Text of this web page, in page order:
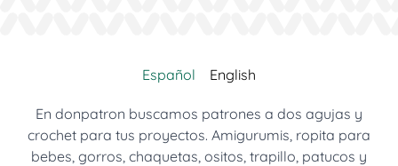
Español English
En donpatron buscamos patrones a dos agujas y
crochet para tus proyectos. Amigurumis, ropita para
bebes, gorros, chaquetas, ositos, trapillo, patucos y